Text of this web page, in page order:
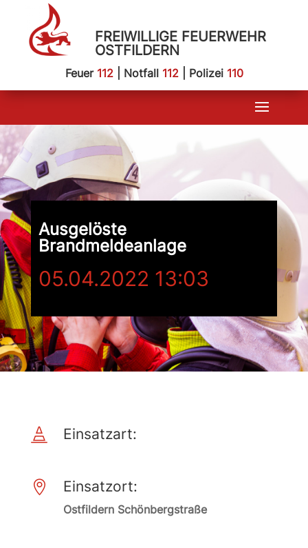
FREIWILLIGE FEUERWEHR
OSTFILDERN
Feuer 112| Notfall 112| Polizei 110
Ausgelöste
Brandmeldeanlage
05.04.2022 13:03
 Einsatzart:
 Einsatzort:
Ostfildern Schönbergstraße